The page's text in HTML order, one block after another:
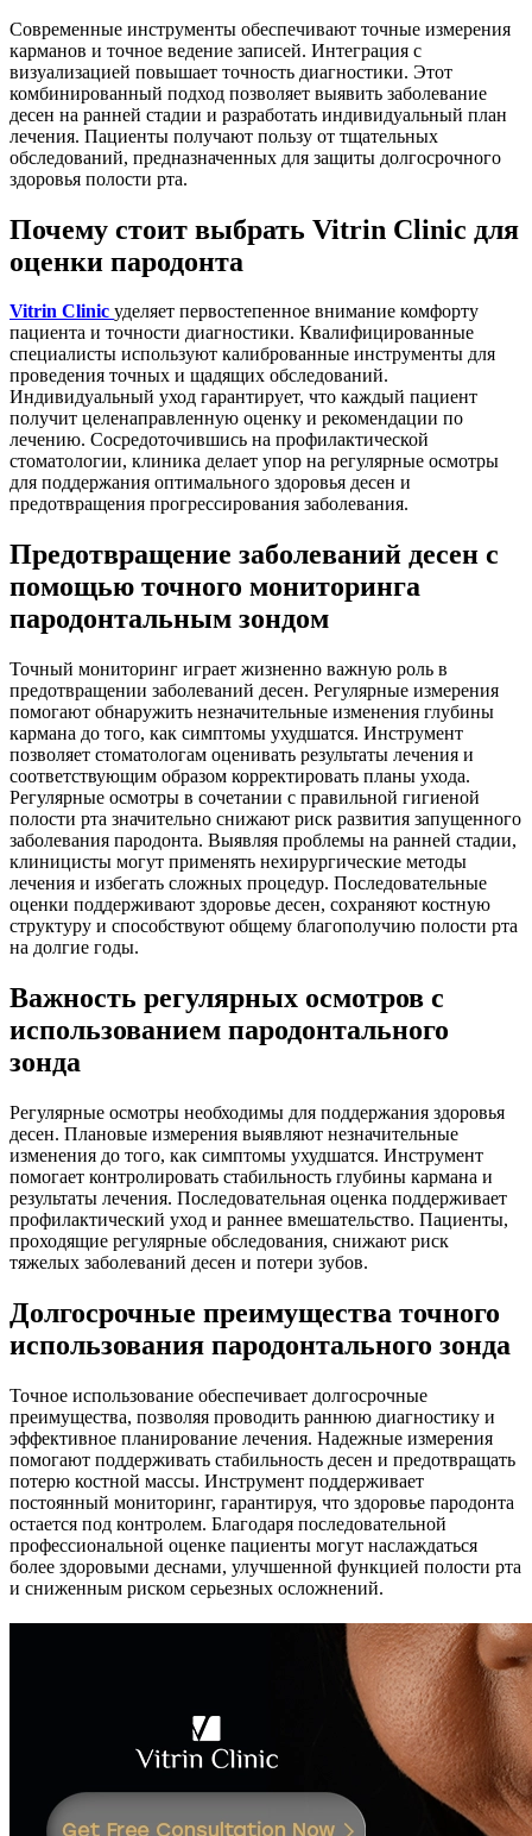
Современные инструменты обеспечивают точные измерения
карманов и точное ведение записей. Интеграция с
визуализацией повышает точность диагностики. Этот
комбинированный подход позволяет выявить заболевание
десен на ранней стадии и разработать индивидуальный план
лечения. Пациенты получают пользу от тщательных
обследований, предназначенных для защиты долгосрочного
здоровья полости рта.
Почему стоит выбрать Vitrin Clinic для
оценки пародонта
Vitrin Clinic уделяет первостепенное внимание комфорту
пациента и точности диагностики. Квалифицированные
специалисты используют калиброванные инструменты для
проведения точных и щадящих обследований.
Индивидуальный уход гарантирует, что каждый пациент
получит целенаправленную оценку и рекомендации по
лечению. Сосредоточившись на профилактической
стоматологии, клиника делает упор на регулярные осмотры
для поддержания оптимального здоровья десен и
предотвращения прогрессирования заболевания.
Предотвращение заболеваний десен с
помощью точного мониторинга
пародонтальным зондом
Точный мониторинг играет жизненно важную роль в
предотвращении заболеваний десен. Регулярные измерения
помогают обнаружить незначительные изменения глубины
кармана до того, как симптомы ухудшатся. Инструмент
позволяет стоматологам оценивать результаты лечения и
соответствующим образом корректировать планы ухода.
Регулярные осмотры в сочетании с правильной гигиеной
полости рта значительно снижают риск развития запущенного
заболевания пародонта. Выявляя проблемы на ранней стадии,
клиницисты могут применять нехирургические методы
лечения и избегать сложных процедур. Последовательные
оценки поддерживают здоровье десен, сохраняют костную
структуру и способствуют общему благополучию полости рта
на долгие годы.
Важность регулярных осмотров с
использованием пародонтального
зонда
Регулярные осмотры необходимы для поддержания здоровья
десен. Плановые измерения выявляют незначительные
изменения до того, как симптомы ухудшатся. Инструмент
помогает контролировать стабильность глубины кармана и
результаты лечения. Последовательная оценка поддерживает
профилактический уход и раннее вмешательство. Пациенты,
проходящие регулярные обследования, снижают риск
тяжелых заболеваний десен и потери зубов.
Долгосрочные преимущества точного
использования пародонтального зонда
Точное использование обеспечивает долгосрочные
преимущества, позволяя проводить раннюю диагностику и
эффективное планирование лечения. Надежные измерения
помогают поддерживать стабильность десен и предотвращать
потерю костной массы. Инструмент поддерживает
постоянный мониторинг, гарантируя, что здоровье пародонта
остается под контролем. Благодаря последовательной
профессиональной оценке пациенты могут наслаждаться
более здоровыми деснами, улучшенной функцией полости рта
и сниженным риском серьезных осложнений.